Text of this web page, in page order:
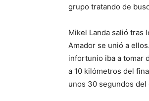
grupo tratando de
Mikel Landa salió tras
Amador se unió a
infortunio iba a tomar
a 10 kilómetros del
unos 30 segundos del